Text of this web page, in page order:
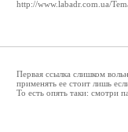
http://www.labadr.com.ua/
Первая ссылка слишком
применять ее стоит лишь
То есть опять таки: смотри